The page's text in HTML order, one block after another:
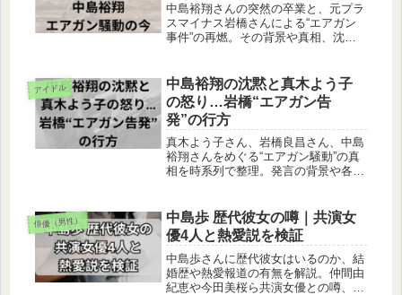
中島裕翔さんの突然の卒業と、元プラ
スマイナス岩橋さんによる“エアガン
事件”の再燃。その背景や真相、沈黙
アイドル
中島裕翔の沈黙と真木よう子
の怒り…岩橋“エアガン告
発”の行方
真木よう子さん、岩橋良昌さん、中島
裕翔さんをめぐる“エアガン騒動”の真
相を時系列で整理。発言の背景や各者
俳優（男性）
中島歩 歴代彼女の噂｜共演女
優4人と熱愛説を検証
中島歩さんに歴代彼女はいるのか、結
婚歴や熱愛報道の有無を解説。仲間由
紀恵や今田美桜ら共演女優との噂、好